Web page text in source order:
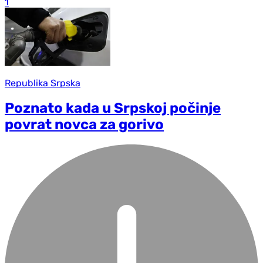
Republika Srpska
Poznato kada u Srpskoj počinje
povrat novca za gorivo